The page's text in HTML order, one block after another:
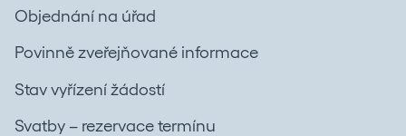
Objednání na úřad
Povinně zveřejňované informace
Stav vyřízení žádostí
Svatby – rezervace termínu